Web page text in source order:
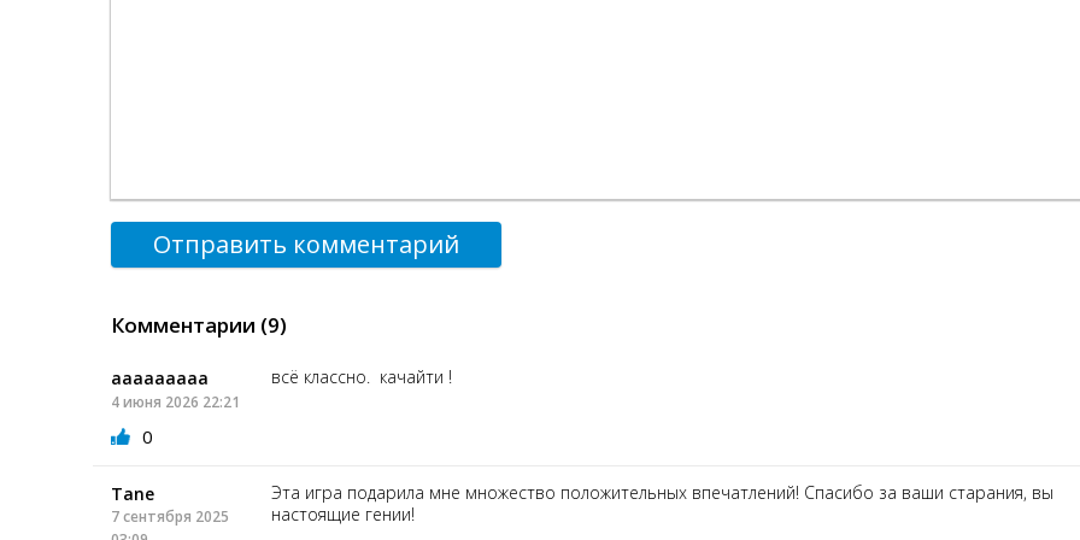
Отправить комментарий
Комментарии (9)
ааааааааа
4 июня 2026 22:21
всё классно. качайти !
0
Tane
7 сентября 2025
Эта игра подарила мне множество положительных впечатлений! Спасибо за ваши старания, вы
настоящие гении!